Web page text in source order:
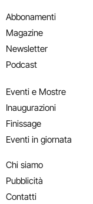
Abbonamenti
Magazine
Newsletter
Podcast
Eventi e Mostre
Inaugurazioni
Finissage
Eventi in giornata
Chi siamo
Pubblicità
Contatti